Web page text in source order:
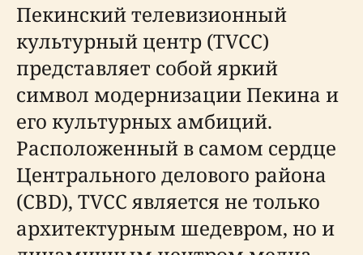
Пекинский телевизионный
культурный центр (TVCC)
представляет собой яркий
символ модернизации Пекина и
его культурных амбиций.
Расположенный в самом сердце
Центрального делового района
(CBD), TVCC является не только
архитектурным шедевром, но и